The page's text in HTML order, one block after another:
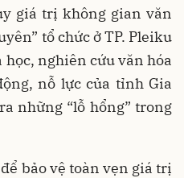
giá trị không gian văn
tổ chức ở TP. Pleiku
nghiên cứu văn hóa
nỗ lực của tỉnh Gia
những “lỗ hổng” trong
bảo vệ toàn vẹn giá trị